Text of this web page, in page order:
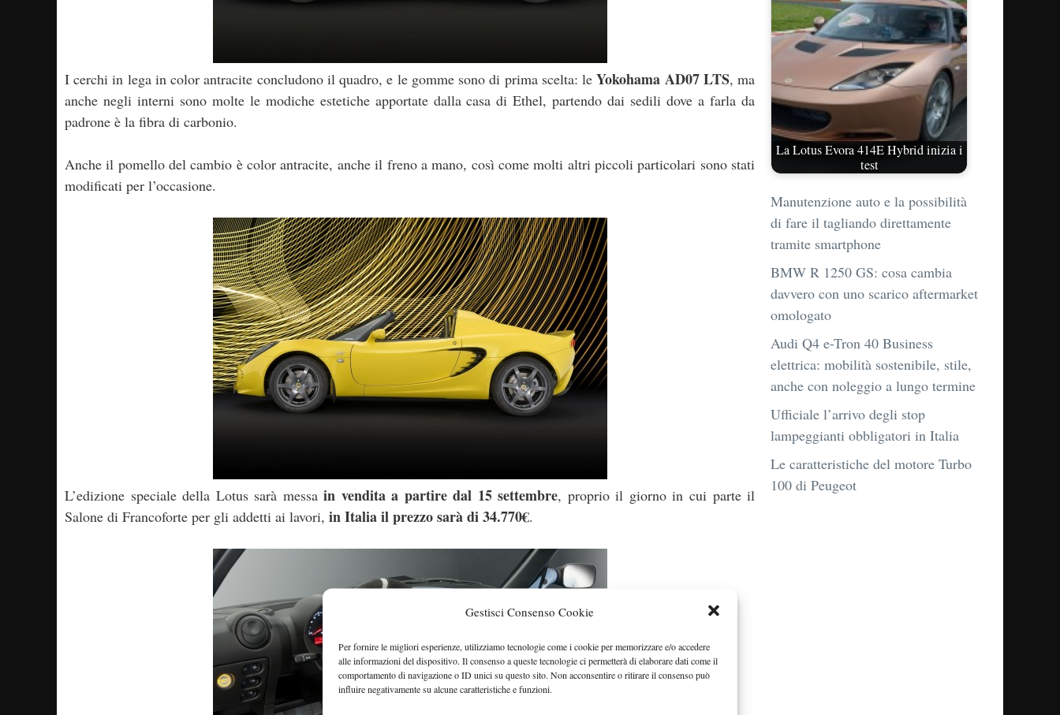
Gestisci Consenso Cookie
Per fornire le migliori esperienze, utilizziamo tecnologie come i cookie per memorizzare e/o accedere
alle informazioni del dispositivo. Il consenso a queste tecnologie ci permetterà di elaborare dati come il
comportamento di navigazione o ID unici su questo sito. Non acconsentire o ritirare il consenso può
influire negativamente su alcune caratteristiche e funzioni.
I cerchi in lega in color antracite concludono il quadro, e le gomme sono di prima scelta: leYokohama AD07 LTS, ma
anche negli interni sono molte le modiche estetiche apportate dalla casa di Ethel, partendo dai sedili dove a farla da
padrone è la fibra di carbonio.
Anche il pomello del cambio è color antracite, anche il freno a mano, così come molti altri piccoli particolari sono stati
modificati per l’occasione.
L’edizione speciale della Lotus sarà messain vendita a partire dal 15 settembre, proprio il giorno in cui parte il
Salone di Francoforte per gli addetti ai lavori, in Italia il prezzo sarà di 34.770€.
La Lotus Evora 414E Hybrid inizia i
test
Manutenzione auto e la possibilità
di fare il tagliando direttamente
tramite smartphone
BMW R 1250 GS: cosa cambia
davvero con uno scarico aftermarket
omologato
Audi Q4 e-Tron 40 Business
elettrica: mobilità sostenibile, stile,
anche con noleggio a lungo termine
Ufficiale l’arrivo degli stop
lampeggianti obbligatori in Italia
Le caratteristiche del motore Turbo
100 di Peugeot